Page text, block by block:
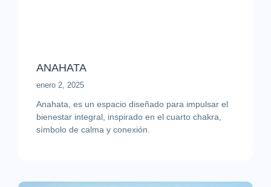
ANAHATA
enero 2, 2025
Anahata, es un espacio diseñado para impulsar el
bienestar integral, inspirado en el cuarto chakra,
símbolo de calma y conexión.